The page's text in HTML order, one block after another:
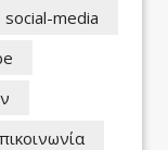
social-media